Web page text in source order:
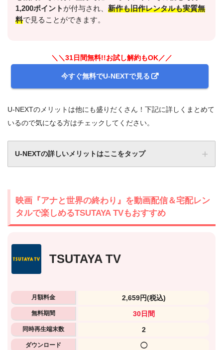
1,200ポイント が付与され、 新作も旧作レンタルも実質無
料で見ることができます。
＼＼31日間無料!!お試し解約もOK／／
今すぐ無料でU-NEXTで見る
U-NEXTのメリットは他にも盛りだくさん！下記に詳しくまとめて
いるので気になる方はチェックしてください。
U-NEXTの詳しいメリットはここをタップ
映画『アナと世界の終わり』を動画配信＆宅配レン
タルで楽しめるTSUTAYA TVもおすすめ
TSUTAYA TV
月額料金 2,659円(税込)
無料期間 30日間
同時再生端末数 2
ダウンロード ◯